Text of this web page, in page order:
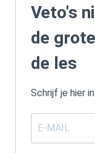
Veto's
de
de les
Schrijf je hier